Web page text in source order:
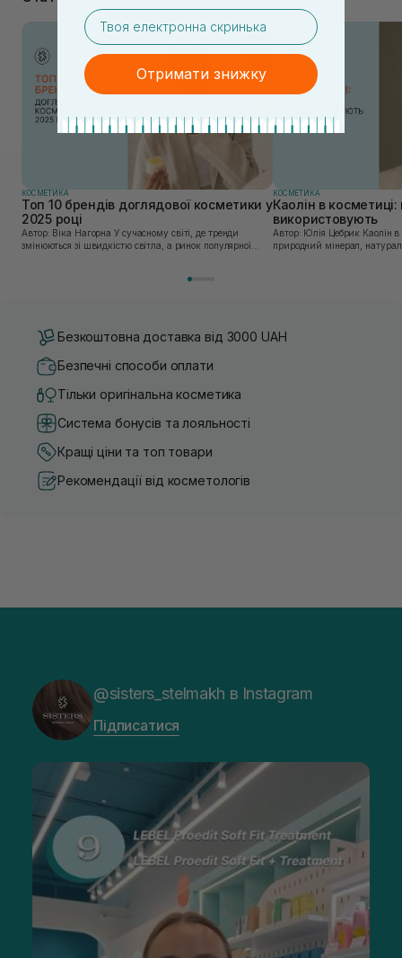
КОСМЕТИКА
Топ 10 брендів доглядової косметики у
2025 році
Автор: Віка Нагорна У сучасному світі, де тренди
змінюються зі швидкістю світла, а ринок популярної
КОСМЕТИКА
Каолін в
використовують
Автор: Юлія Цебрик Каолін в косметології – це
природний мінерал,
Безкоштовна доставка від 3000 UAH
Безпечні способи оплати
Тільки оригінальна косметика
Система бонусів та лояльності
Кращі ціни та топ товари
Рекомендації від косметологів
@sisters_stelmakh в Instagram
Підписатися
email
Отримати знижку